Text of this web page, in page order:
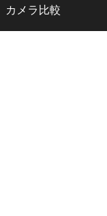
カメラ比較